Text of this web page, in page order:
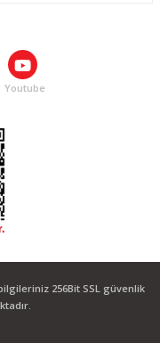
Youtube
256Bit SSL güvenlik